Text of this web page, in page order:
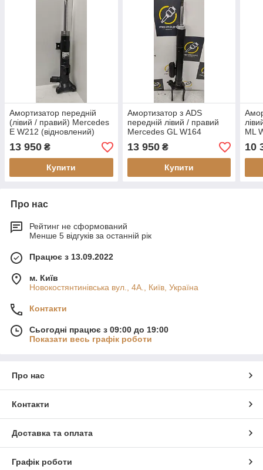
Амортизатор передній
(лівий / правий) Mercedes
E W212 (відновлений)
13 950 ₴
Купити
Амортизатор з ADS
передній лівий / правий
Mercedes GL W164
(відновлений)
13 950₴
Купити
ML
10
Про нас
Рейтинг не сформований
Менше 5 відгуків за останній рік
Працює з 13.09.2022
м. Київ
Новокостянтинівська вул., 4А., Київ, Україна
Контакти
Сьогодні працює з 09:00 до 19:00
Показати весь графік роботи
Про нас
Контакти
Доставка та оплата
Графік роботи